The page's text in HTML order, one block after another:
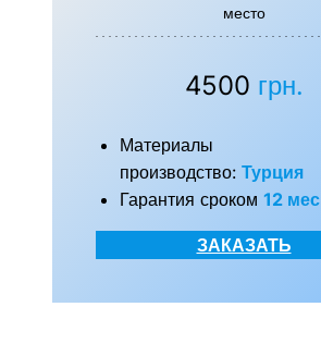
место
4500 грн.
Материалы
производство: Турция
Гарантия сроком 12 мес
ЗАКАЗАТЬ